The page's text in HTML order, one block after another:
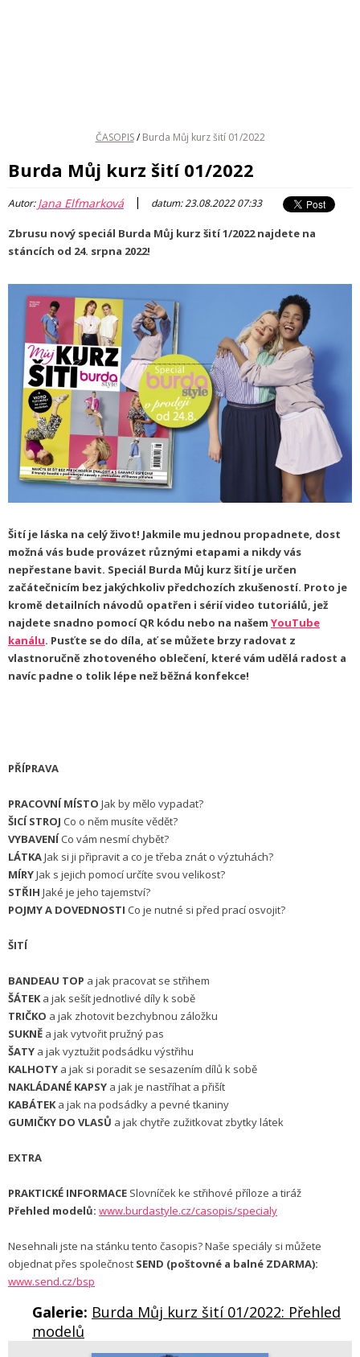
ČASOPIS / Burda Můj kurz šití 01/2022
Burda Můj kurz šití 01/2022
Autor:Jana Elfmarková | datum: 23.08.2022 07:33
Zbrusu nový speciál Burda Můj kurz šití 1/2022 najdete na
stáncích od 24. srpna 2022!
Šití je láska na celý život! Jakmile mu jednou propadnete, dost
možná vás bude provázet různými etapami a nikdy vás
nepřestane bavit. Speciál Burda Můj kurz šití je určen
začátečnicím bez jakýchkoliv předchozích zkušeností. Proto je
kromě detailních návodů opatřen i sérií video tutoriálů, jež
najdete snadno pomocí QR kódu nebo na našem YouTube
kanálu. Pusťte se do díla, ať se můžete brzy radovat z
vlastnoručně zhotoveného oblečení, které vám udělá radost a
navíc padne o tolik lépe než běžná konfekce!
PŘÍPRAVA
PRACOVNÍ MÍSTO Jak by mělo vypadat?
ŠICÍ STROJ Co o něm musíte vědět?
VYBAVENÍ Co vám nesmí chybět?
LÁTKAJak si ji připravit a co je třeba znát o výztuhách?
MÍRYJak s jejich pomocí určíte svou velikost?
STŘIH Jaké je jeho tajemství?
POJMY A DOVEDNOSTI Co je nutné si před prací osvojit?
ŠITÍ
BANDEAU TOP a jak pracovat se střihem
ŠÁTEKa jak sešít jednotlivé díly k sobě
TRIČKO a jak zhotovit bezchybnou záložku
SUKNĚ a jak vytvořit pružný pas
ŠATY a jak vyztužit podsádku výstřihu
KALHOTY a jak si poradit se sesazením dílů k sobě
NAKLÁDANÉ KAPSY a jak je nastříhat a přišít
KABÁTEKa jak na podsádky a pevné tkaniny
GUMIČKY DO VLASŮ a jak chytře zužitkovat zbytky látek
EXTRA
PRAKTICKÉ INFORMACE Slovníček ke střihové příloze a tiráž
Přehled modelů: www.burdastyle.cz/casopis/specialy
Nesehnali jste na stánku tento časopis? Naše speciály si můžete
objednat přes společnost SEND (poštovné a balné ZDARMA):
www.send.cz/bsp
Galerie: Burda Můj kurz šití 01/2022: Přehled
modelů